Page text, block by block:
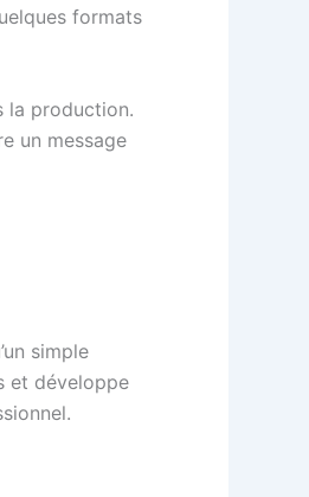
formats
la production.
un message
simple
et développe